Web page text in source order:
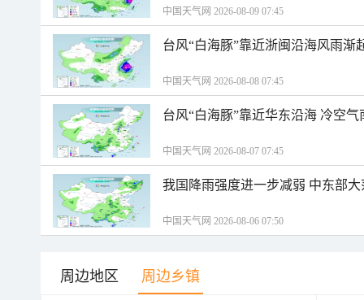
中国天气网 2026-08-09 07:45
台风“白海豚”靠近浙闽沿海风雨渐
中国天气网 2026-08-08 07:45
台风“白海豚”靠近华东沿海 冷空
中国天气网 2026-08-07 07:45
我国降雨强度进一步减弱 中东部
中国天气网 2026-08-06 07:50
周边地区 周边乡镇